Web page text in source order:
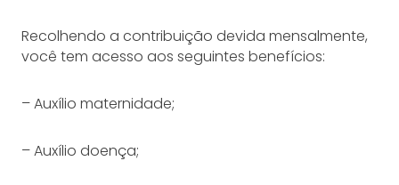
Recolhendo a contribuição devida mensalmente,
você tem acesso aos seguintes benefícios:
– Auxílio maternidade;
– Auxílio doença;